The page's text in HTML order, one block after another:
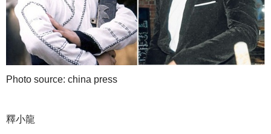
Photo source: china press
釋小龍